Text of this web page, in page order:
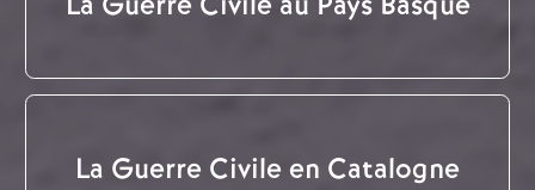
La Guerre Civile en Catalogne